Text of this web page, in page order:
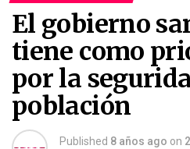
El gobierno
tiene como
por la
población
Published 8 años ago on